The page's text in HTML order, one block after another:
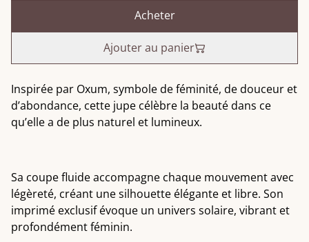
Acheter
Ajouter au panier
Inspirée par Oxum, symbole de féminité, de douceur et
d’abondance, cette jupe célèbre la beauté dans ce
qu’elle a de plus naturel et lumineux.
Sa coupe fluide accompagne chaque mouvement avec
légèreté, créant une silhouette élégante et libre. Son
imprimé exclusif évoque un univers solaire, vibrant et
profondément féminin.